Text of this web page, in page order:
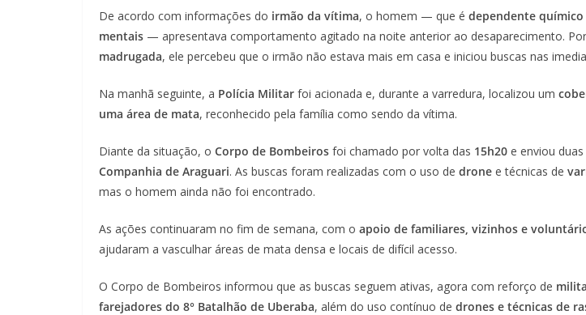
De acordo com informações do irmão da vítima, o homem — que é dependente químico
mentais — apresentava comportamento agitado na noite anterior ao desaparecimento.
madrugada, ele percebeu que o irmão não estava mais em casa e iniciou buscas nas
Na manhã seguinte, a Polícia Militar foi acionada e, durante a varredura, localizou um
uma área de mata, reconhecido pela família como sendo da vítima.
Diante da situação, o Corpo de Bombeiros foi chamado por volta das 15h20 e enviou
Companhia de Araguari. As buscas foram realizadas com o uso de drone e técnicas de
mas o homem ainda não foi encontrado.
As ações continuaram no fim de semana, com o apoio de familiares, vizinhos e
ajudaram a vasculhar áreas de mata densa e locais de difícil acesso.
O Corpo de Bombeiros informou que as buscas seguem ativas, agora com reforço de
farejadores do 8° Batalhão de Uberaba, além do uso contínuo de drones e técnicas de